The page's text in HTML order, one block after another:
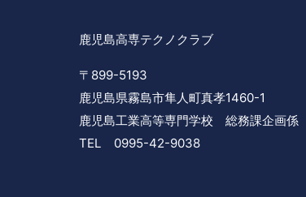
鹿児島高専テクノクラブ
〒899-5193
鹿児島県霧島市隼人町真孝1460-1
鹿児島工業高等専門学校 総務課企画係
TEL 0995-42-9038